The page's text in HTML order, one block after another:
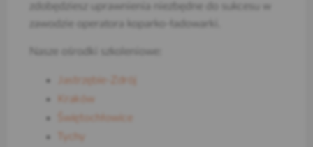
zdobędziesz uprawnienia niezbędne do sukcesu w
zawodzie operatora koparko-ładowarki.
Nasze ośrodki szkoleniowe:
Jastrzębie-Zdrój
Kraków
Świętochłowice
Tychy